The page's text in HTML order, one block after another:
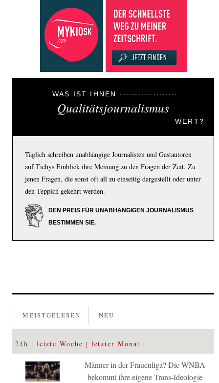
WAS IST IHNEN
Qualitätsjournalismus
WERT?
Täglich schreiben unabhängige Journalisten und Gastautoren
auf Tichys Einblick ihre Meinung zu den Fragen der Zeit. Zu
jenen Fragen, die sonst oft all zu einseitig dargestellt oder unter
den Teppich gekehrt werden.
DEN PREIS FÜR UNABHÄNGIGEN JOURNALISMUS
BESTIMMEN SIE.
MEISTGELESEN NEU
24h letzte Woche letzter Monat
Männer in der Frauenliga? Die WNBA
bekommt ihre eigene Trans-Ideologie